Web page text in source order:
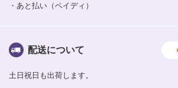
・あと払い（ペイディ）
配送について
土日祝日も出荷します。